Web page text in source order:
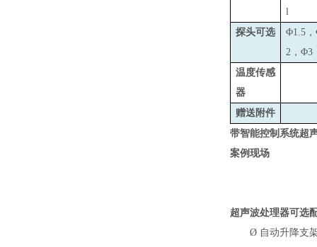
l
探头可选
Φ1.5
2，Φ3
温度传感
器
赠送附件
带智能控制系统超
案例现场
超声波处理器可选
Ø 自动升降支